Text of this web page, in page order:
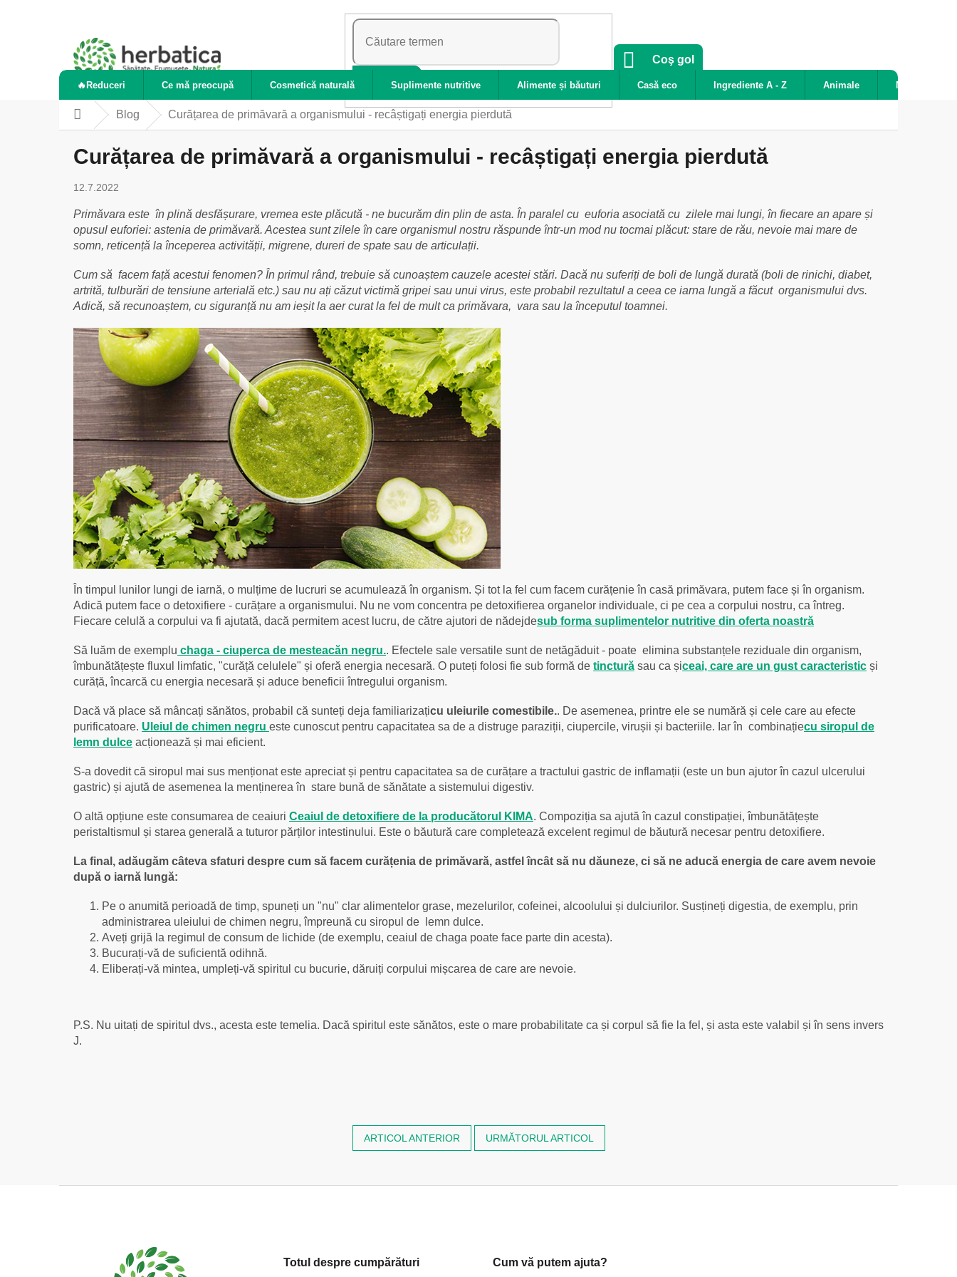
CĂUTARE
COŞ
CUMPĂRĂTURI
Coş gol
🔥Reduceri Ce mă preocupă Cosmetică naturală Suplimente nutritive Alimente și băuturi Casă eco Ingrediente A - Z Animale Noutăți
AcasăBlog Curățarea de primăvară a organismului - recâștigați energia pierdută
Curățarea de primăvară a organismului - recâștigați energia pierdută
12.7.2022
Primăvara este în plină desfășurare, vremea este plăcută - ne bucurăm din plin de asta. În paralel cu euforia asociată cu zilele mai lungi, în fiecare an apare și
opusul euforiei: astenia de primăvară. Acestea sunt zilele în care organismul nostru răspunde într-un mod nu tocmai plăcut: stare de rău, nevoie mai mare de
somn, reticență la începerea activității, migrene, dureri de spate sau de articulații.
Cum să facem față acestui fenomen? În primul rând, trebuie să cunoaștem cauzele acestei stări. Dacă nu suferiți de boli de lungă durată (boli de rinichi, diabet,
artrită, tulburări de tensiune arterială etc.) sau nu ați căzut victimă gripei sau unui virus, este probabil rezultatul a ceea ce iarna lungă a făcut organismului dvs.
Adică, să recunoaștem, cu siguranță nu am ieșit la aer curat la fel de mult ca primăvara, vara sau la începutul toamnei.
În timpul lunilor lungi de iarnă, o mulțime de lucruri se acumulează în organism. Și tot la fel cum facem curățenie în casă primăvara, putem face și în organism.
Adică putem face o detoxifiere - curățare a organismului. Nu ne vom concentra pe detoxifierea organelor individuale, ci pe cea a corpului nostru, ca întreg.
Fiecare celulă a corpului va fi ajutată, dacă permitem acest lucru, de către ajutori de nădejdesub forma suplimentelor nutritive din oferta noastră
Să luăm de exemplu chaga - ciuperca de mesteacăn negru.. Efectele sale versatile sunt de netăgăduit - poate elimina substanțele reziduale din organism,
îmbunătățește fluxul limfatic, "curăță celulele" și oferă energia necesară. O puteți folosi fie sub formă de tinctură sau ca șiceai, care are un gust caracteristic și
curăță, încarcă cu energia necesară și aduce beneficii întregului organism.
Dacă vă place să mâncați sănătos, probabil că sunteți deja familiarizațicu uleiurile comestibile.. De asemenea, printre ele se numără și cele care au efecte
purificatoare. Uleiul de chimen negru este cunoscut pentru capacitatea sa de a distruge paraziții, ciupercile, virușii și bacteriile. Iar în combinațiecu siropul de
lemn dulce acționează și mai eficient.
S-a dovedit că siropul mai sus menționat este apreciat și pentru capacitatea sa de curățare a tractului gastric de inflamații (este un bun ajutor în cazul ulcerului
gastric) și ajută de asemenea la menținerea în stare bună de sănătate a sistemului digestiv.
O altă opțiune este consumarea de ceaiuri Ceaiul de detoxifiere de la producătorul KIMA. Compoziția sa ajută în cazul constipației, îmbunătățește
peristaltismul și starea generală a tuturor părților intestinului. Este o băutură care completează excelent regimul de băutură necesar pentru detoxifiere.
La final, adăugăm câteva sfaturi despre cum să facem curățenia de primăvară, astfel încât să nu dăuneze, ci să ne aducă energia de care avem nevoie
după o iarnă lungă:
Pe o anumită perioadă de timp, spuneți un "nu" clar alimentelor grase, mezelurilor, cofeinei, alcoolului și dulciurilor. Susțineți digestia, de exemplu, prin
administrarea uleiului de chimen negru, împreună cu siropul de lemn dulce.
Aveți grijă la regimul de consum de lichide (de exemplu, ceaiul de chaga poate face parte din acesta).
Bucurați-vă de suficientă odihnă.
Eliberați-vă mintea, umpleți-vă spiritul cu bucurie, dăruiți corpului mișcarea de care are nevoie.
P.S. Nu uitați de spiritul dvs., acesta este temelia. Dacă spiritul este sănătos, este o mare probabilitate ca și corpul să fie la fel, și asta este valabil și în sens invers
J.
ARTICOL ANTERIOR URMĂTORUL ARTICOL
Totul despre cumpărături Cum vă putem ajuta?